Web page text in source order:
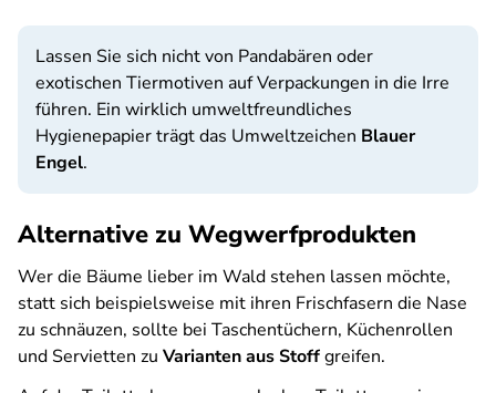
Lassen Sie sich nicht von Pandabären oder
exotischen Tiermotiven auf Verpackungen in die Irre
führen. Ein wirklich umweltfreundliches
Hygienepapier trägt das Umweltzeichen Blauer
Engel.
Alternative zu Wegwerfprodukten
Wer die Bäume lieber im Wald stehen lassen möchte,
statt sich beispielsweise mit ihren Frischfasern die Nase
zu schnäuzen, sollte bei Taschentüchern, Küchenrollen
und Servietten zu Varianten aus Stoffgreifen.